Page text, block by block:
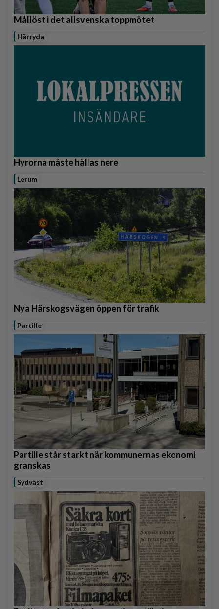
Mållöst i det allsvenska toppmötet
Härryda
Hyrorna måste hållas nere
Lerum
Nya Härskogsvägen öppen för trafik
Partille
Partille står starkt när kommunernas ekonomi
granskas
Sydväst